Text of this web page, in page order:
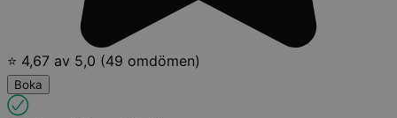
⭐ 4,67 av 5,0 (49 omdömen)
Boka